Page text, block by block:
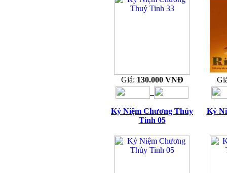
Giá: 130.000 VNĐ
Kỷ Niệm Chương Thủy
Tinh 05
Kỷ